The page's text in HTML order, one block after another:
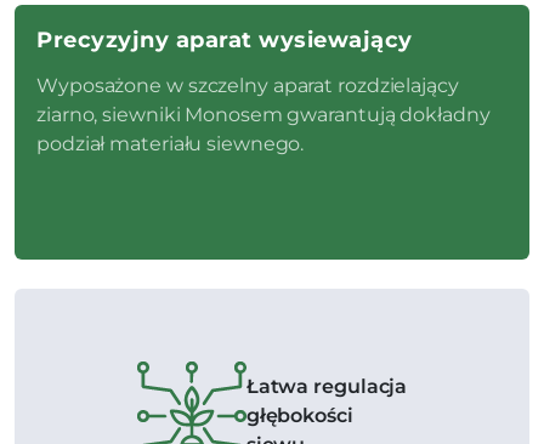
Precyzyjny aparat wysiewający
Wyposażone w szczelny aparat rozdzielający
ziarno, siewniki Monosem gwarantują dokładny
podział materiału siewnego.
Łatwa regulacja
głębokości